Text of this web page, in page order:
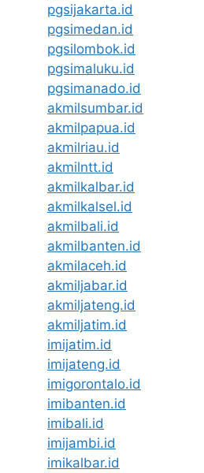
pgsijakarta.id
pgsimedan.id
pgsilombok.id
pgsimaluku.id
pgsimanado.id
akmilsumbar.id
akmilpapua.id
akmilriau.id
akmilntt.id
akmilkalbar.id
akmilkalsel.id
akmilbali.id
akmilbanten.id
akmilaceh.id
akmiljabar.id
akmiljateng.id
akmiljatim.id
imijatim.id
imijateng.id
imigorontalo.id
imibanten.id
imibali.id
imijambi.id
imikalbar.id